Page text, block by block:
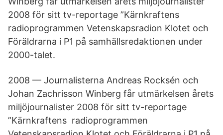
2008 för sitt tv-reportage ”Kärnkraftens
radioprogrammen Vetenskapsradion Klotet och
Föräldrarna i P1 på samhällsredaktionen under
2000-talet.
2008 — Journalisterna Andreas Rocksén och
Johan Zachrisson Winberg får utmärkelsen årets
miljöjournalister 2008 för sitt tv-reportage
”Kärnkraftens radioprogrammen